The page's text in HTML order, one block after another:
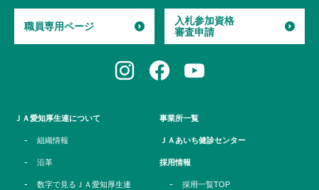
ＪＡ愛知厚生連について
組織情報
沿革
数字で見るＪＡ愛知厚生連
事業所一覧
ＪＡあいち健診センター
採用情報
採用一覧TOP
職員専用ページ
入札参加資格
審査申請